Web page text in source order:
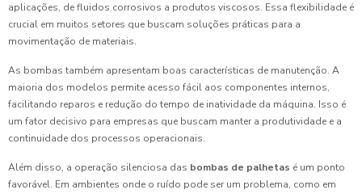
aplicações, de fluidos corrosivos a produtos viscosos. Essa flexibilidade é
crucial em muitos setores que buscam soluções práticas para a
movimentação de materiais.
As bombas também apresentam boas características de manutenção. A
maioria dos modelos permite acesso fácil aos componentes internos,
facilitando reparos e redução do tempo de inatividade da máquina. Isso é
um fator decisivo para empresas que buscam manter a produtividade e a
continuidade dos processos operacionais.
Além disso, a operação silenciosa das bombas de palhetas é um ponto
favorável. Em ambientes onde o ruído pode ser um problema, como em